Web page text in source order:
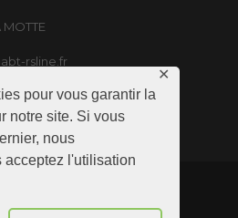
pour vous garantir la
notre site. Si vous
nous
acceptez l'utilisation
✕
rsline.fr
France © 2019 All Rights